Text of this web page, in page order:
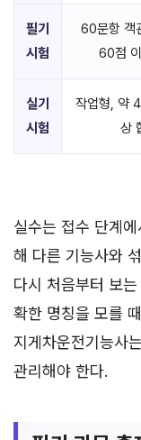
필기
시험
60문항 객
60점
실기
시험
작업형, 약
상
실수는 접수 단계
해 다른 기능사와
다시 처음부터 보
확한 명칭을 모를
지게차운전기능사
관리해야 한다.